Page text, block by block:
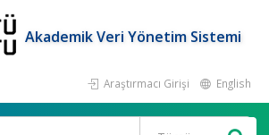
Akademik Veri Yönetim Sistemi
Araştırmacı Girişi English